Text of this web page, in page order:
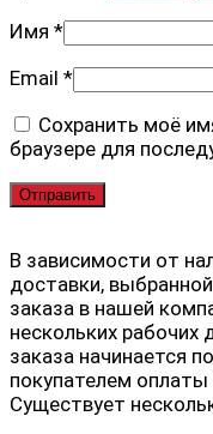
Имя *
Email *
Сохранить моё
браузере для
В зависимости от
доставки,
заказа в нашей
нескольких рабочих
заказа начинается
покупателем оплаты
Существует